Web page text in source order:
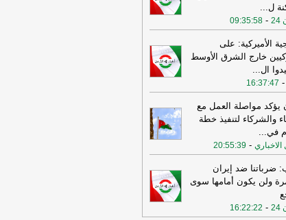
الولايات المتحدة
عراقجي: لن نقبل بوقف إطلاق نار
يُطرح هذا الأمر ما لم تُلبَّ
بشأن مضيق هرمز- لبنانون 24
الأردن تعلن اعتراض 4 صواريخ
2 في مناطق خالية
‏الخارجية الأردنية للقائم بالأعمال
هناك بيانات إيرانية رسمية
ضد الأردن -لبنانون 24
وزير الدفاع الإسرائيلي: إذا
إيران فسنرد ونهاجمها بشكل
-
وزير الخارجية الإيراني: اختراق
ل...
-
09:35:58
الأميركية: على
خارج الشرق الأوسط
ال...
-
16:37:47
يؤكد مواصلة العمل مع
والشركاء لتنفيذ خطة
في...
الاخباري -
20:55:39
ضرباتنا ضد إيران
ولن يكون أمامها سوى
-
16:22:22